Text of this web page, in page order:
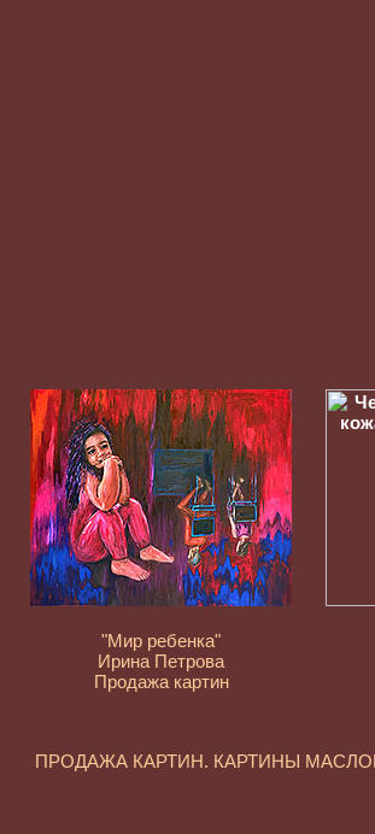
"Мир ребенка"
Ирина Петрова
Продажа картин
ПРОДАЖА КАРТИН. КАРТИНЫ